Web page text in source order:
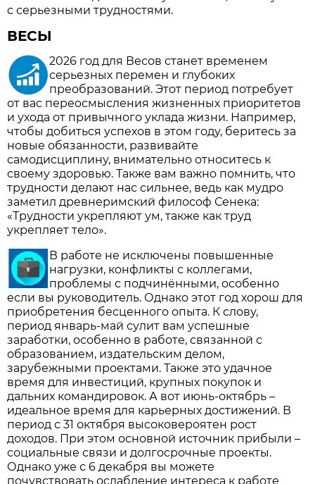
с серьезными трудностями.
ВЕСЫ
2026 год для Весов станет временем
серьезных перемен и глубоких
преобразований. Этот период потребует
от вас переосмысления жизненных приоритетов
и ухода от привычного уклада жизни. Например,
чтобы добиться успехов в этом году, беритесь за
новые обязанности, развивайте
самодисциплину, внимательно относитесь к
своему здоровью. Также вам важно помнить, что
трудности делают нас сильнее, ведь как мудро
заметил древнеримский философ Сенека:
«Трудности укрепляют ум, также как труд
укрепляет тело».
В работе не исключены повышенные
нагрузки, конфликты с коллегами,
проблемы с подчинёнными, особенно
если вы руководитель. Однако этот год хорош для
приобретения бесценного опыта. К слову,
период январь-май сулит вам успешные
заработки, особенно в работе, связанной с
образованием, издательским делом,
зарубежными проектами. Также это удачное
время для инвестиций, крупных покупок и
дальних командировок. А вот июнь-октябрь –
идеальное время для карьерных достижений. В
период с 31 октября высоковероятен рост
доходов. При этом основной источник прибыли –
социальные связи и долгосрочные проекты.
Однако уже с 6 декабря вы можете
почувствовать ослабление интереса к работе